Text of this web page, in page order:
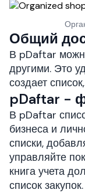
Общий
В pDaftar
другими. Это
создает
pDaftar -
В pDaftar
бизнеса и
списки,
управляйте
книга учета
список закупок.